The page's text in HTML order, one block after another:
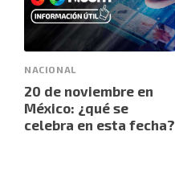
NACIONAL
20 de noviembre en
México: ¿qué se
celebra en esta fecha?